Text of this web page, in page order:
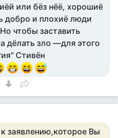
или бёз нёё, хорошиё
добро и плохиё люди
чтобы заставить
дёлать зло —для этого
Стивён
заявлению,которое Вы